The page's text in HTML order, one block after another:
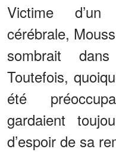
Victime d’un
cérébrale,
sombrait
Toutefois,
été
gardaient
d’espoir de sa